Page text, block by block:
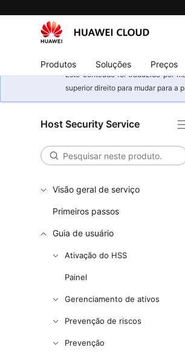
Produtos Soluções Preços
Este conteúdo foi traduzido por
superior direito para mudar para a
Host Security Service
Visão geral de serviço
Primeiros passos
Guia de usuário
Ativação do HSS
Painel
Gerenciamento de ativos
Prevenção de riscos
Prevenção